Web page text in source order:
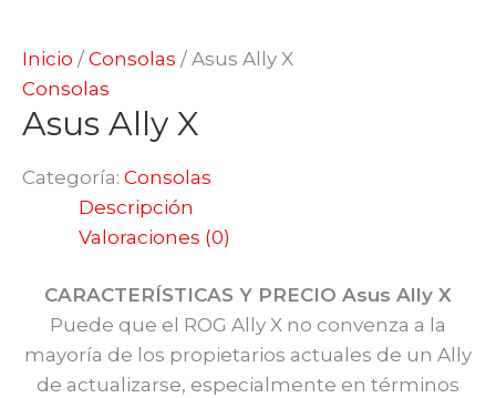
Inicio / Consolas / Asus Ally X
Consolas
Asus Ally X
Categoría: Consolas
Descripción
Valoraciones (0)
CARACTERÍSTICAS Y PRECIO Asus Ally X
Puede que el ROG Ally X no convenza a la
mayoría de los propietarios actuales de un Ally
de actualizarse, especialmente en términos